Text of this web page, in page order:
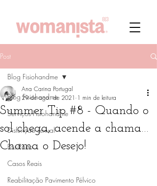
Post
Blog Fisiohandme
Serviços Fisiohandme
Disfunção sexual
Pós-Parto
Casos Reais
Reabilitação Pavimento Pélvico
Blog Fisiohandme
Summer Tip #8 - Quando o
sol chega, acende a chama…
Chama o Desejo!
Ana Carina Portugal
29 de ago. de 2021 1 min de leitura